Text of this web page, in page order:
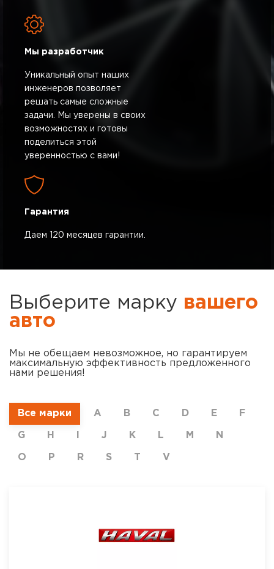
Мы разработчик
Уникальный опыт наших
инженеров позволяет
решать самые сложные
задачи. Мы уверены в своих
возможностях и готовы
поделиться этой
уверенностью с вами!
Гарантия
Даем 120 месяцев гарантии.
Выберите марку вашего
авто
Мы не обещаем невозможное, но гарантируем
максимальную эффективность предложенного
нами решения!
Все марки A B C D E F
G H J K L M N
O P R S T V